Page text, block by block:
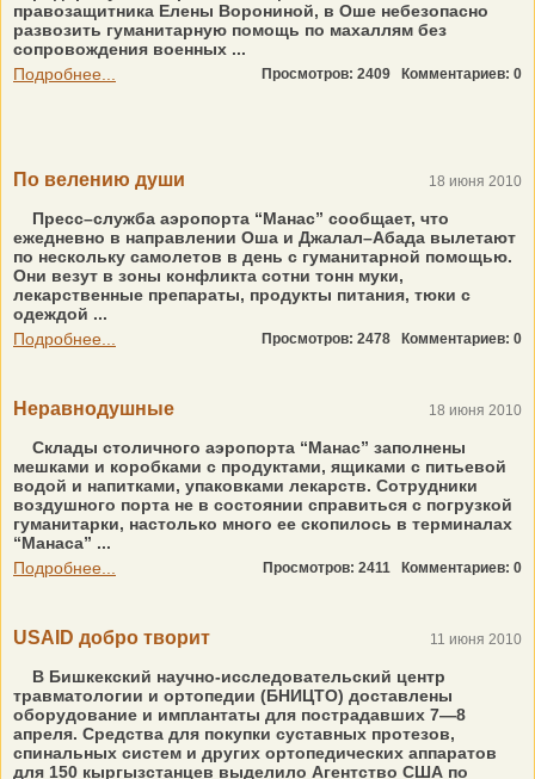
правозащитника Елены Ворониной, в Оше небезопасно
развозить гуманитарную помощь по махаллям без
сопровождения военных ...
Подробнее...
Просмотров: 2409 Комментариев: 0
По велению души 18 июня 2010
Пресс–служба аэропорта “Манас” сообщает, что
ежедневно в направлении Оша и Джалал–Абада вылетают
по нескольку самолетов в день с гуманитарной помощью.
Они везут в зоны конфликта сотни тонн муки,
лекарственные препараты, продукты питания, тюки с
одеждой ...
Подробнее...
Просмотров: 2478 Комментариев: 0
Неравнодушные 18 июня 2010
Склады столичного аэропорта “Манас” заполнены
мешками и коробками с продуктами, ящиками с питьевой
водой и напитками, упаковками лекарств. Сотрудники
воздушного порта не в состоянии справиться с погрузкой
гуманитарки, настолько много ее скопилось в терминалах
“Манаса” ...
Подробнее...
Просмотров: 2411 Комментариев: 0
USAID добро творит 11 июня 2010
В Бишкекский научно-исследовательский центр
травматологии и ортопедии (БНИЦТО) доставлены
оборудование и имплантаты для пострадавших 7—8
апреля. Средства для покупки суставных протезов,
спинальных систем и других ортопедических аппаратов
для 150 кыргызстанцев выделило Агентство США по